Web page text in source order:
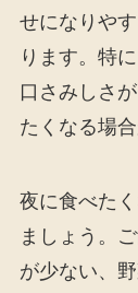
せになりや
ります。特
口さみしさ
たくなる場
夜に食べた
ましょう。
が少ない、